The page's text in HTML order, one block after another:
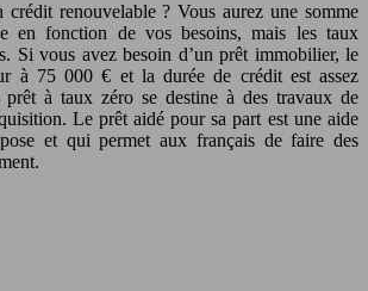
crédit renouvelable ? Vous aurez une somme
en fonction de vos besoins, mais les taux
Si vous avez besoin d’un prêt immobilier, le
à 75 000 € et la durée de crédit est assez
à taux zéro se destine à des travaux de
Le prêt aidé pour sa part est une aide
et qui permet aux français de faire des